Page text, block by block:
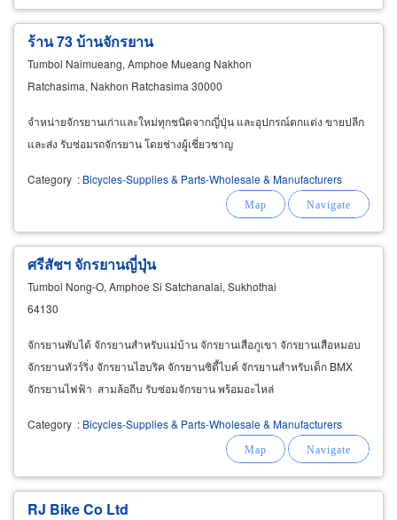
ร้าน 73 บ้านจักรยาน
Tumbol Naimueang, Amphoe Mueang Nakhon
Ratchasima, Nakhon Ratchasima 30000
จำหน่ายจักรยานเก่าและใหม่ทุกชนิดจากญี่ปุ่น และอุปกรณ์ตกแต่ง ขายปลีก
และส่ง รับซ่อมรถจักรยาน โดยช่างผู้เชี่ยวชาญ
Category : Bicycles-Supplies & Parts-Wholesale & Manufacturers
ศรีสัชฯ จักรยานญี่ปุ่น
Tumbol Nong-O, Amphoe Si Satchanalai, Sukhothai
64130
จักรยานพับได้ จักรยานสำหรับแม่บ้าน จักรยานเสือภูเขา จักรยานเสือหมอบ
จักรยานทัวร์ริ่ง จักรยานไฮบริค จักรยานซิตี้ไบค์ จักรยานสำหรับเด็ก BMX
จักรยานไฟฟ้า สามล้อถีบ รับซ่อมจักรยาน พร้อมอะไหล่
Category : Bicycles-Supplies & Parts-Wholesale & Manufacturers
RJ Bike Co Ltd